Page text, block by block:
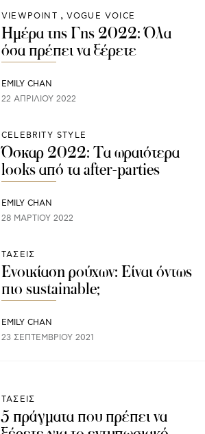
VIEWPOINT VOGUE VOICE
Ημέρα της Γης 2022: Όλα
όσα πρέπει να ξέρετε
EMILY CHAN
22 ΑΠΡΙΛΊΟΥ 2022
CELEBRITY STYLE
Όσκαρ 2022: Τα ωραιότερα
looks από τα after-parties
EMILY CHAN
28 ΜΑΡΤΊΟΥ 2022
ΤΑΣΕΙΣ
Ενοικίαση ρούχων: Είναι όντως
πιο sustainable;
EMILY CHAN
23 ΣΕΠΤΕΜΒΡΊΟΥ 2021
ΤΑΣΕΙΣ
5 πράγματα που πρέπει να